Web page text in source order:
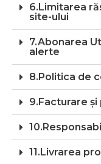
6.Limitarea
site-ului
7.Abonarea
alerte
8.Politica de
9.Facturare și
11.Livrarea